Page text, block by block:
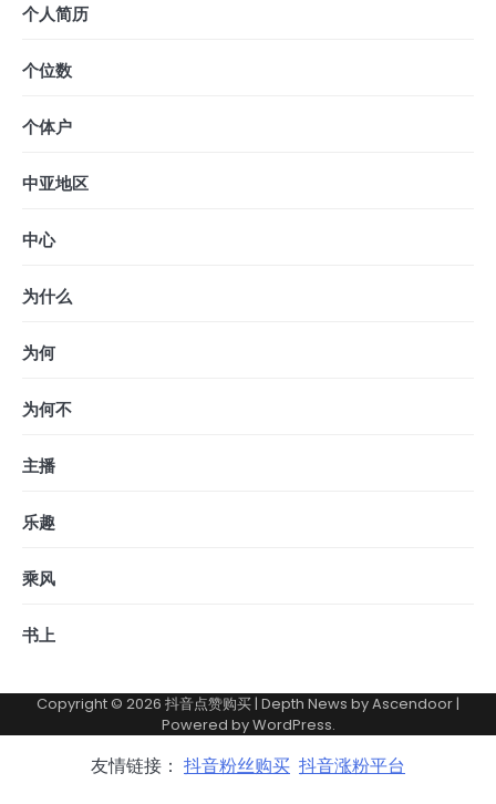
个人简历
个位数
个体户
中亚地区
中心
为什么
为何
为何不
主播
乐趣
乘风
书上
Copyright © 2026 抖音点赞购买| Depth News byAscendoor|
Powered byWordPress.
友情链接： 抖音粉丝购买 抖音涨粉平台